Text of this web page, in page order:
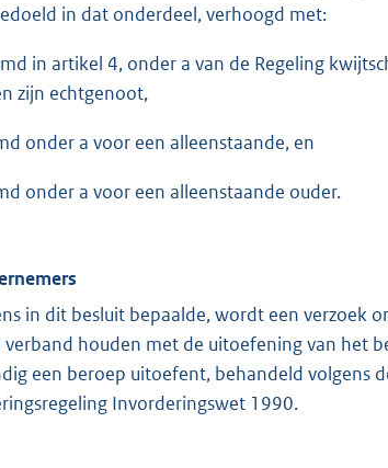
in dat onderdeel, verhoogd met:
in artikel 4, onder a van de Regeling
zijn echtgenoot,
onder a voor een alleenstaande, en
onder a voor een alleenstaande ouder.
in dit besluit bepaalde, wordt een verzoek
houden met de uitoefening van het
een beroep uitoefent, behandeld volgens
Invorderingswet 1990.